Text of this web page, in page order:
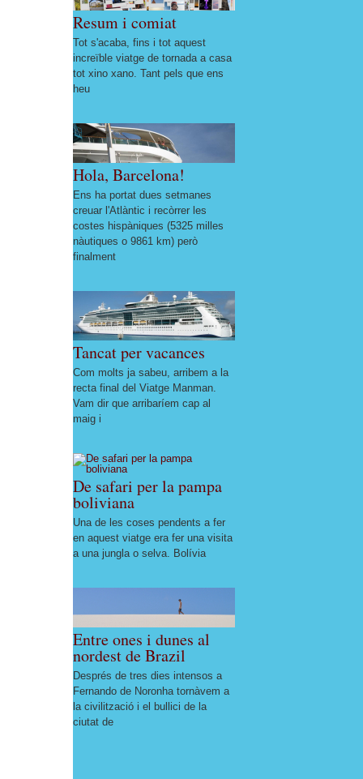
Resum i comiat
Tot s'acaba, fins i tot aquest
increïble viatge de tornada a casa
tot xino xano. Tant pels que ens
heu
Hola, Barcelona!
Ens ha portat dues setmanes
creuar l'Atlàntic i recòrrer les
costes hispàniques (5325 milles
nàutiques o 9861 km) però
finalment
Tancat per vacances
Com molts ja sabeu, arribem a la
recta final del Viatge Manman.
Vam dir que arribaríem cap al
maig i
De safari per la pampa
boliviana
Una de les coses pendents a fer
en aquest viatge era fer una visita
a una jungla o selva. Bolívia
Entre ones i dunes al
nordest de Brazil
Després de tres dies intensos a
Fernando de Noronha tornàvem a
la civilització i el bullici de la
ciutat de